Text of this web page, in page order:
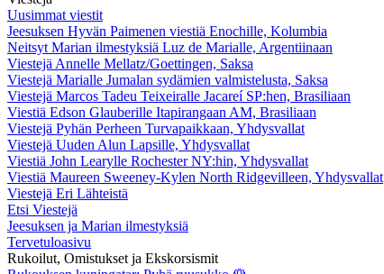
Uusimmat viestit
Jeesuksen Hyvän Paimenen viestiä Enochille, Kolumbia
Neitsyt Marian ilmestyksiä Luz de Marialle, Argentiinaan
Viestejä Annelle Mellatz/Goettingen, Saksa
Viestejä Marialle Jumalan sydämien valmistelusta, Saksa
Viestejä Marcos Tadeu Teixeiralle Jacareí SP:hen, Brasiliaan
Viestiä Edson Glauberille Itapirangaan AM, Brasiliaan
Viestejä Pyhän Perheen Turvapaikkaan, Yhdysvallat
Viestejä Uuden Alun Lapsille, Yhdysvallat
Viestiä John Learylle Rochester NY:hin, Yhdysvallat
Viestiä Maureen Sweeney-Kylen North Ridgevilleen, Yhdysvallat
Viestejä Eri Lähteistä
Etsi Viestejä
Jeesuksen ja Marian ilmestyksiä
Tervetuloasivu
Rukoilut, Omistukset ja Ekskorsismit